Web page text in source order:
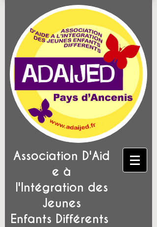
Association D'Aid
e à
l'Intégration des
Jeunes
Enfants Différents